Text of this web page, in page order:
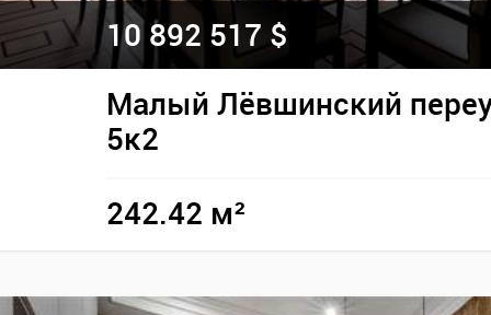
10 892 517 $
Малый Лёвшинский
5к2
242.42 м²